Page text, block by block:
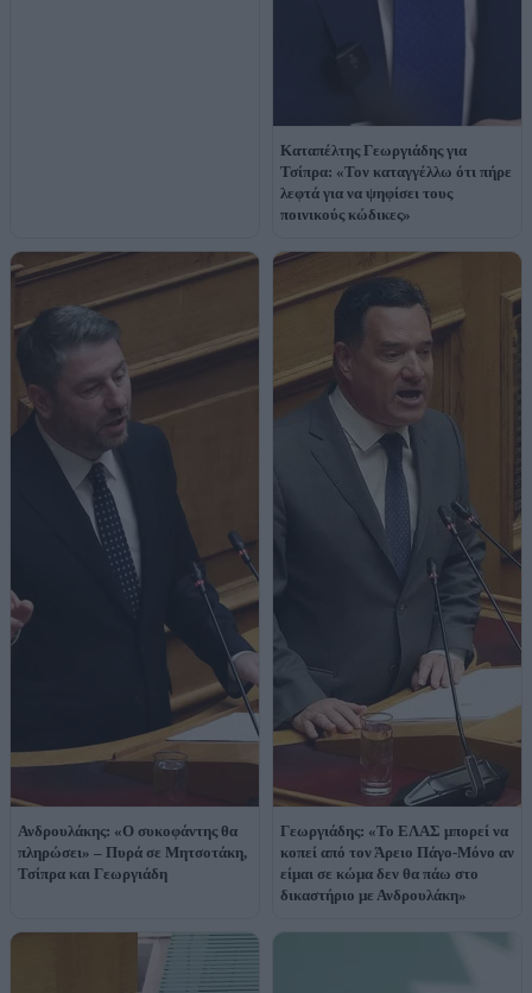
Καταπέλτης Γεωργιάδης για
Τσίπρα: «Τον καταγγέλλω ότι πήρε
λεφτά για να ψηφίσει τους
ποινικούς κώδικες»
Ανδρουλάκης: «Ο συκοφάντης θα
πληρώσει» – Πυρά σε Μητσοτάκη,
Τσίπρα και Γεωργιάδη
Γεωργιάδης: «Το ΕΛΑΣ μπορεί να
κοπεί από τον Άρειο Πάγο-Μόνο αν
είμαι σε κώμα δεν θα πάω στο
δικαστήριο με Ανδρουλάκη»